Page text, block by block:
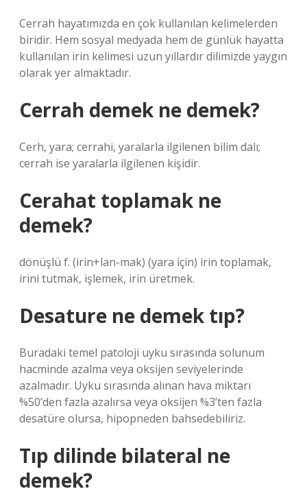
Cerrah hayatımızda en çok kullanılan kelimelerden
biridir. Hem sosyal medyada hem de günlük hayatta
kullanılan irin kelimesi uzun yıllardır dilimizde yaygın
olarak yer almaktadır.
Cerrah demek ne demek?
Cerh, yara; cerrahi, yaralarla ilgilenen bilim dalı;
cerrah ise yaralarla ilgilenen kişidir.
Cerahat toplamak ne
demek?
dönüşlü f. (irin+lan-mak) (yara için) irin toplamak,
irini tutmak, işlemek, irin üretmek.
Desature ne demek tıp?
Buradaki temel patoloji uyku sırasında solunum
hacminde azalma veya oksijen seviyelerinde
azalmadır. Uyku sırasında alınan hava miktarı
%50’den fazla azalırsa veya oksijen %3’ten fazla
desatüre olursa, hipopneden bahsedebiliriz.
Tıp dilinde bilateral ne
demek?